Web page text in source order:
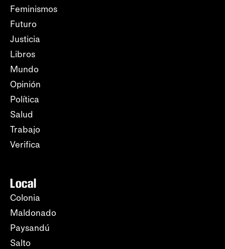
Feminismos
Futuro
Justicia
Libros
Mundo
Opinión
Política
Salud
Trabajo
Verifica
Local
Colonia
Maldonado
Paysandú
Salto